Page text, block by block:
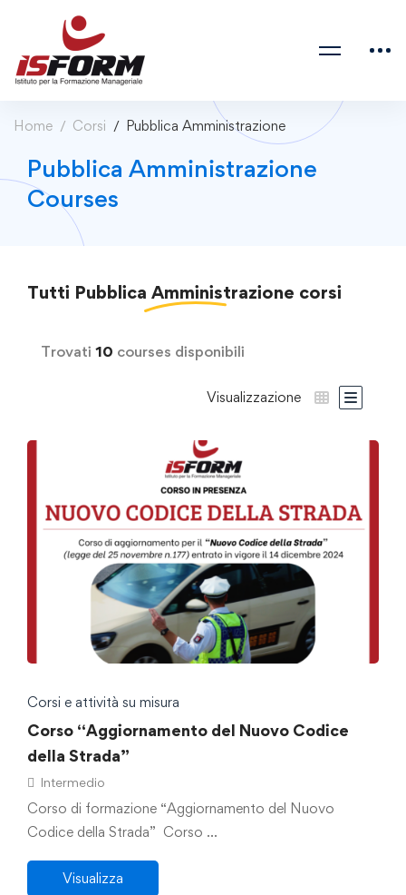
Home Corsi Pubblica Amministrazione
Pubblica Amministrazione
Courses
Tutti Pubblica Amministrazione corsi
Trovati 10 courses disponibili
Visualizzazione
Corsi e attività su misura
Corso “Aggiornamento del Nuovo Codice
della Strada”
Intermedio
Corso di formazione “Aggiornamento del Nuovo
Codice della Strada” Corso …
Visualizza